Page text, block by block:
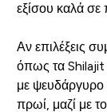
εξίσου καλά σε
Αν επιλέξεις
όπως τα Shilajit
με ψευδάργυρο
πρωί, μαζί με